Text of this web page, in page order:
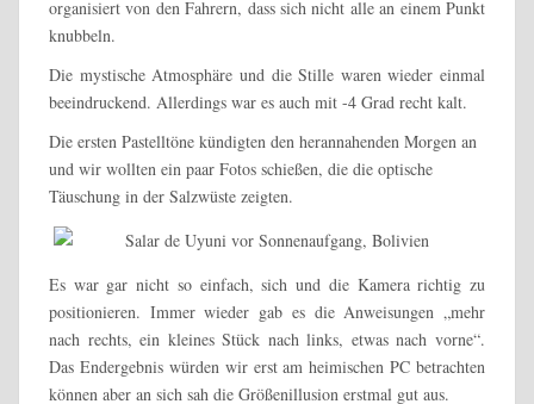
organisiert von den Fahrern, dass sich nicht alle an einem Punkt
knubbeln.
Die mystische Atmosphäre und die Stille waren wieder einmal
beeindruckend. Allerdings war es auch mit -4 Grad recht kalt.
Die ersten Pastelltöne kündigten den herannahenden Morgen an
und wir wollten ein paar Fotos schießen, die die optische
Täuschung in der Salzwüste zeigten.
Es war gar nicht so einfach, sich und die Kamera richtig zu
positionieren. Immer wieder gab es die Anweisungen „mehr
nach rechts, ein kleines Stück nach links, etwas nach vorne“.
Das Endergebnis würden wir erst am heimischen PC betrachten
können aber an sich sah die Größenillusion erstmal gut aus.